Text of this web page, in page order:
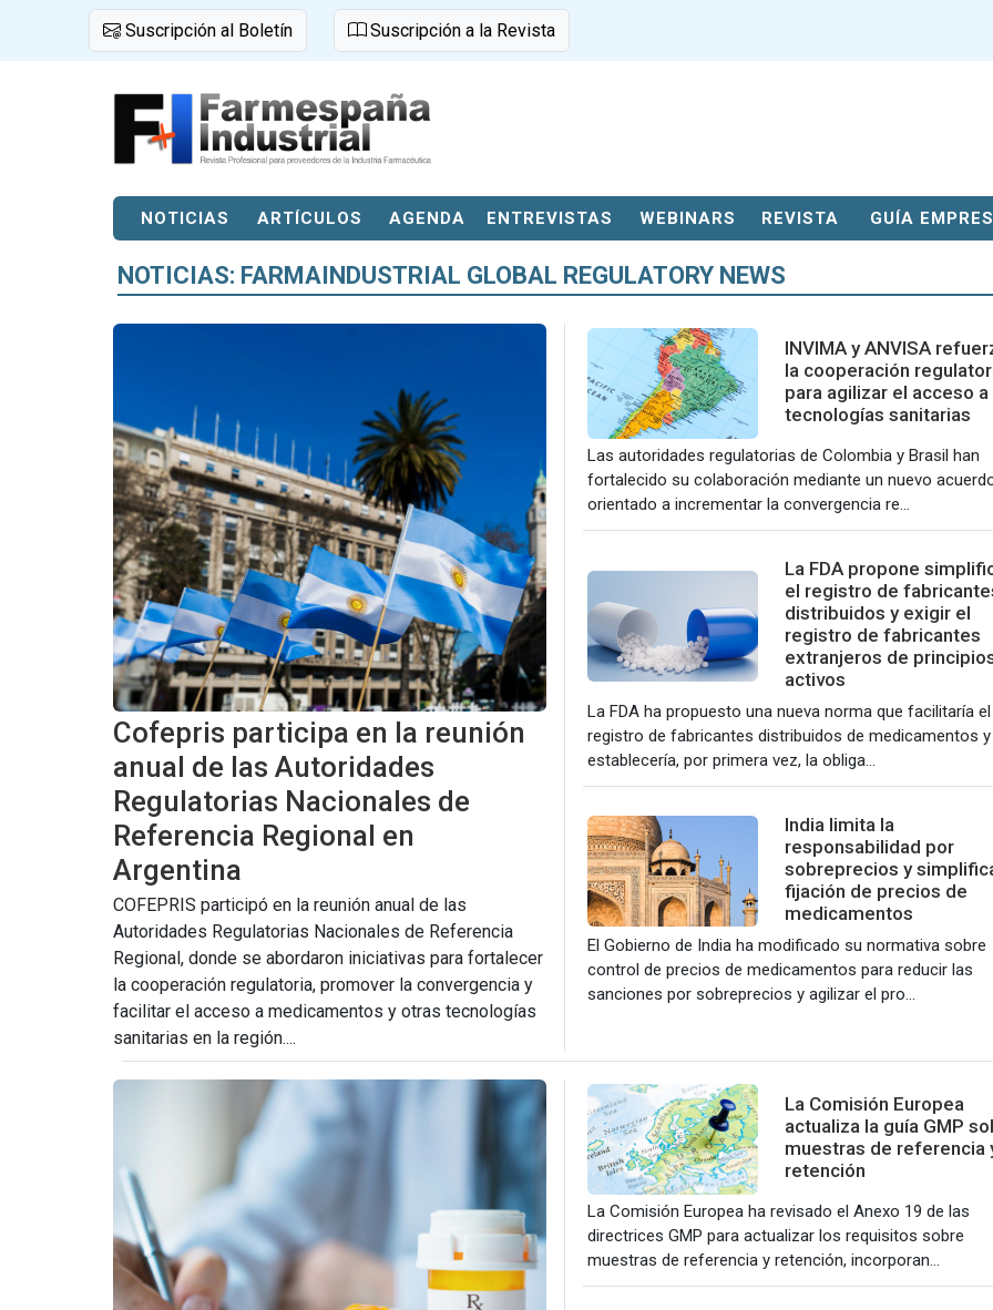
Suscripción al Boletín Suscripción a la Revista
NOTICIAS ARTÍCULOS AGENDA ENTREVISTAS WEBINARS REVISTA GUÍA
NOTICIAS: FARMAINDUSTRIAL GLOBAL REGULATORY NEWS
Cofepris participa en la reunión
anual de las Autoridades
Regulatorias Nacionales de
Referencia Regional en
Argentina
COFEPRIS participó en la reunión anual de las
Autoridades Regulatorias Nacionales de Referencia
Regional, donde se abordaron iniciativas para fortalecer
la cooperación regulatoria, promover la convergencia y
facilitar el acceso a medicamentos y otras tecnologías
sanitarias en la región....
INVIMA y ANVISA
la cooperación
para agilizar el acceso a
tecnologías sanitarias
Las autoridades regulatorias de Colombia y Brasil han
fortalecido su colaboración mediante un nuevo
orientado a incrementar la convergencia re...
La FDA propone
el registro de
distribuidos y exigir el
registro de fabricantes
extranjeros de
activos
La FDA ha propuesto una nueva norma que facilitaría el
registro de fabricantes distribuidos de medicamentos y
establecería, por primera vez, la obliga...
India limita la
responsabilidad por
sobreprecios y
fijación de precios de
medicamentos
El Gobierno de India ha modificado su normativa sobre
control de precios de medicamentos para reducir las
sanciones por sobreprecios y agilizar el pro...
La Comisión Europea
actualiza la guía GMP
muestras de referencia
retención
La Comisión Europea ha revisado el Anexo 19 de las
directrices GMP para actualizar los requisitos sobre
muestras de referencia y retención, incorporan...